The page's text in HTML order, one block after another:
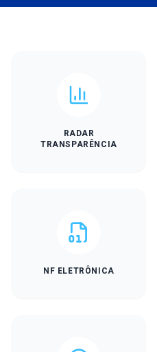
RADAR
TRANSPARÊNCIA
NF ELETRÔNICA